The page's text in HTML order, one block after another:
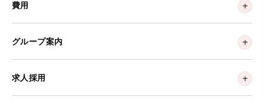
費用
グループ案内
求人採用